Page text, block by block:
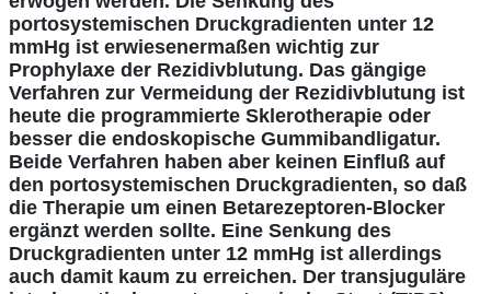
portosystemischen Druckgradienten unter 12
mmHg ist erwiesenermaßen wichtig zur
Prophylaxe der Rezidivblutung. Das gängige
Verfahren zur Vermeidung der Rezidivblutung ist
heute die programmierte Sklerotherapie oder
besser die endoskopische Gummibandligatur.
Beide Verfahren haben aber keinen Einfluß auf
den portosystemischen Druckgradienten, so daß
die Therapie um einen Betarezeptoren-Blocker
ergänzt werden sollte. Eine Senkung des
Druckgradienten unter 12 mmHg ist allerdings
auch damit kaum zu erreichen. Der transjuguläre